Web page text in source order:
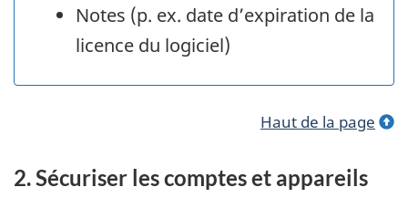
Notes (p. ex. date d’expiration de la
licence du logiciel)
Haut de la page
2. Sécuriser les comptes et appareils